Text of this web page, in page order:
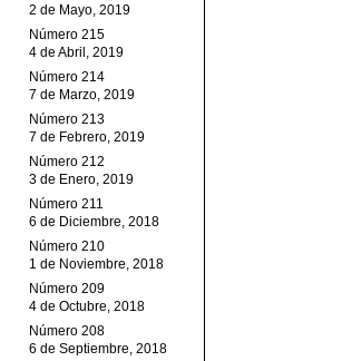
2 de Mayo, 2019
Número 215
4 de Abril, 2019
Número 214
7 de Marzo, 2019
Número 213
7 de Febrero, 2019
Número 212
3 de Enero, 2019
Número 211
6 de Diciembre, 2018
Número 210
1 de Noviembre, 2018
Número 209
4 de Octubre, 2018
Número 208
6 de Septiembre, 2018